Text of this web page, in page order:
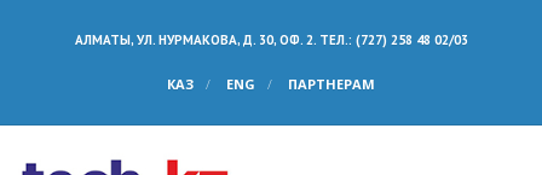
АЛМАТЫ, УЛ. НУРМАКОВА, Д. 30, ОФ. 2. ТЕЛ.: (727) 258 48 02/03
КАЗ ENG ПАРТНЕРАМ